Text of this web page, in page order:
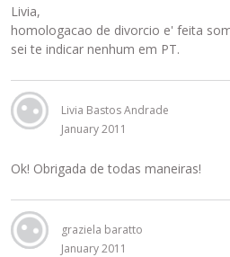
Livia,
homologacao de divorcio e' feita
sei te indicar nenhum em PT.
Livia Bastos Andrade
January 2011
Ok! Obrigada de todas maneiras!
graziela baratto
January 2011